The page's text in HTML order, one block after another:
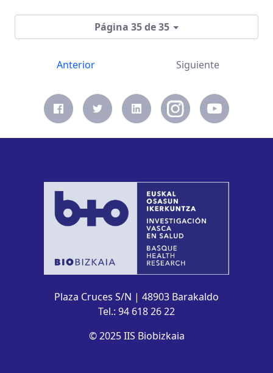
Página 35 de 35
Anterior Siguiente
Plaza Cruces S/N | 48903 Barakaldo
Tel.: 94 618 26 22
© 2025 IIS Biobizkaia